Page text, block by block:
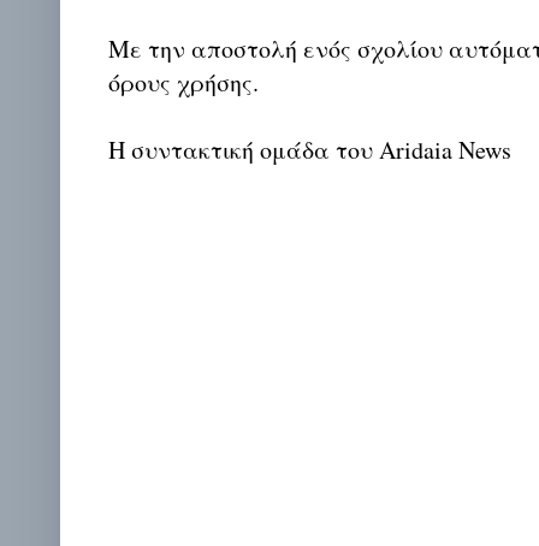
Με την αποστολή ενός σχολίου
όρους χρήσης.
Η συντακτική ομάδα του Aridaia News